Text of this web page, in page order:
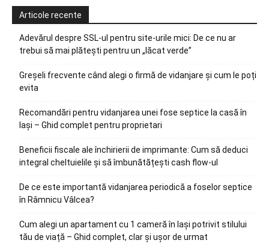
Articole recente
Adevărul despre SSL-ul pentru site-urile mici: De ce nu ar
trebui să mai plătești pentru un „lăcat verde”
Greșeli frecvente când alegi o firmă de vidanjare și cum le poți
evita
Recomandări pentru vidanjarea unei fose septice la casă în
Iași – Ghid complet pentru proprietari
Beneficii fiscale ale închirierii de imprimante: Cum să deduci
integral cheltuielile și să îmbunătățești cash flow-ul
De ce este importantă vidanjarea periodică a foselor septice
în Râmnicu Vâlcea?
Cum alegi un apartament cu 1 cameră în Iași potrivit stilului
tău de viață – Ghid complet, clar și ușor de urmat